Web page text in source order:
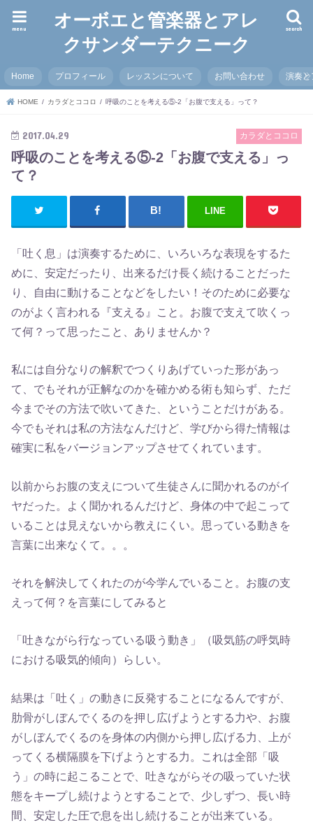
オーボエと管楽器とアレ
クサンダーテクニーク
search
menu
Home プロフィール レッスンについて お問い合わせ 演奏と
HOME カラダとココロ 呼吸のことを考える⑤-2「お腹で支える」って？
カラダとココロ
2017.04.29
呼吸のことを考える⑤-2「お腹で支える」っ
て？
LINE
「吐く息」は演奏するために、いろいろな表現をするた
めに、安定だったり、出来るだけ長く続けることだった
り、自由に動けることなどをしたい！そのために必要な
のがよく言われる『支える』こと。お腹で支えて吹くっ
て何？って思ったこと、ありませんか？
私には自分なりの解釈でつくりあげていった形があっ
て、でもそれが正解なのかを確かめる術も知らず、ただ
今までその方法で吹いてきた、ということだけがある。
今でもそれは私の方法なんだけど、学びから得た情報は
確実に私をバージョンアップさせてくれています。
以前からお腹の支えについて生徒さんに聞かれるのがイ
ヤだった。よく聞かれるんだけど、身体の中で起こって
いることは見えないから教えにくい。思っている動きを
言葉に出来なくて。。。
それを解決してくれたのが今学んでいること。お腹の支
えって何？を言葉にしてみると
「吐きながら行なっている吸う動き」（吸気筋の呼気時
における吸気的傾向）らしい。
結果は「吐く」の動きに反発することになるんですが、
肋骨がしぼんでくるのを押し広げようとする力や、お腹
がしぼんでくるのを身体の内側から押し広げる力、上が
ってくる横隔膜を下げようとする力。これは全部「吸
う」の時に起こることで、吐きながらその吸っていた状
態をキープし続けようとすることで、少しずつ、長い時
間、安定した圧で息を出し続けることが出来ている。